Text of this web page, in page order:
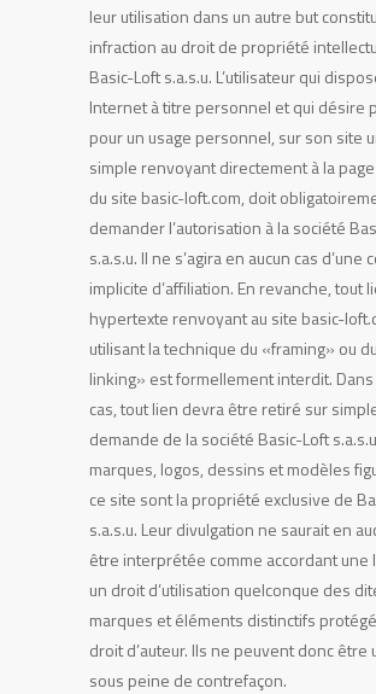
leur utilisation dans un autre but
infraction au droit de propriété
Basic-Loft s.a.s.u. L’utilisateur qui
Internet à titre personnel et qui désire
pour un usage personnel, sur son site
simple renvoyant directement à la page
du site basic-loft.com, doit
demander l’autorisation à la société
s.a.s.u. Il ne s’agira en aucun cas d’une
implicite d’affiliation. En revanche, tout
hypertexte renvoyant au site basic-
utilisant la technique du «framing» ou
linking» est formellement interdit.
cas, tout lien devra être retiré sur
demande de la société Basic-Loft
marques, logos, dessins et modèles
ce site sont la propriété exclusive de
s.a.s.u. Leur divulgation ne saurait en
être interprétée comme accordant une
un droit d’utilisation quelconque des
marques et éléments distinctifs
droit d’auteur. Ils ne peuvent donc être
sous peine de contrefaçon.